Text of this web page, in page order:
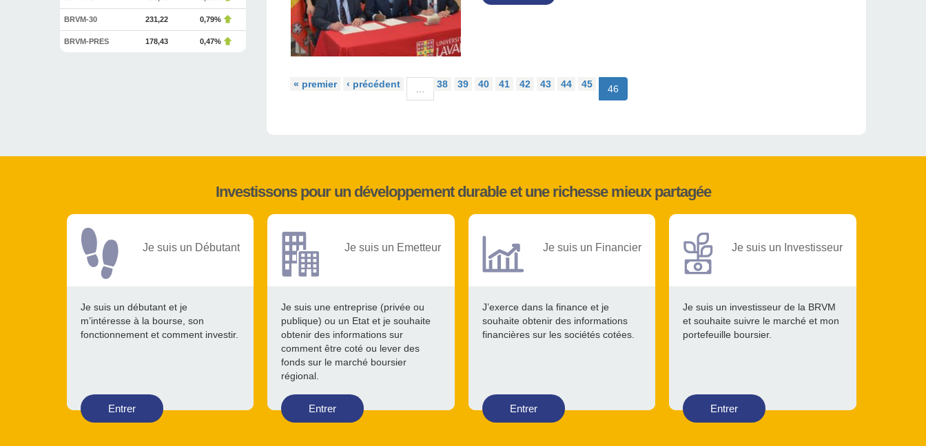
BRVM-30 231,22 0,79%
BRVM-PRES 178,43 0,47%
« premier ‹ précédent 38 39 40 41 42 43 44 45 46
Investissons pour un développement durable et une richesse mieux partagée
Je suis un Débutant
Je suis un débutant et je
m’intéresse à la bourse, son
fonctionnement et comment investir.
Entrer
Je suis un Emetteur
Je suis une entreprise (privée ou
publique) ou un Etat et je souhaite
obtenir des informations sur
comment être coté ou lever des
fonds sur le marché boursier
régional.
Entrer
Je suis un Financier
J’exerce dans la finance et je
souhaite obtenir des informations
financières sur les sociétés cotées.
Entrer
Je suis un Investisseur
Je suis un investisseur de la BRVM
et souhaite suivre le marché et mon
portefeuille boursier.
Entrer